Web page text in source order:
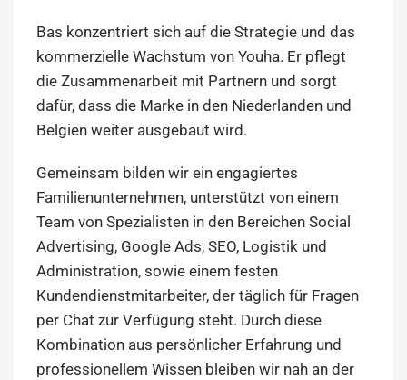
Bas konzentriert sich auf die Strategie und das
kommerzielle Wachstum von Youha. Er pflegt
die Zusammenarbeit mit Partnern und sorgt
dafür, dass die Marke in den Niederlanden und
Belgien weiter ausgebaut wird.
Gemeinsam bilden wir ein engagiertes
Familienunternehmen, unterstützt von einem
Team von Spezialisten in den Bereichen Social
Advertising, Google Ads, SEO, Logistik und
Administration, sowie einem festen
Kundendienstmitarbeiter, der täglich für Fragen
per Chat zur Verfügung steht. Durch diese
Kombination aus persönlicher Erfahrung und
professionellem Wissen bleiben wir nah an der